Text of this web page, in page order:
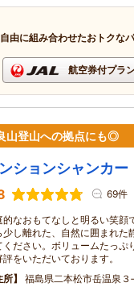
由に組み合わせたおトクな
航空券付プラ
山登山への拠点にも◎
ションシャンカー
69件
的なおもてなしと明るい笑顔
少し離れた、自然に囲まれた
ください。ボリュームたっぷ
評をいただいております。
所
福島県二本松市岳温泉３